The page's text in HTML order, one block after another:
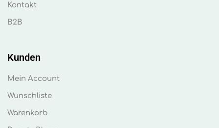
Kontakt
B2B
Kunden
Mein Account
Wunschliste
Warenkorb